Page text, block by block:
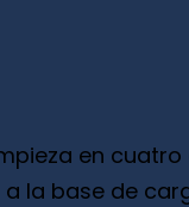
en
la base de